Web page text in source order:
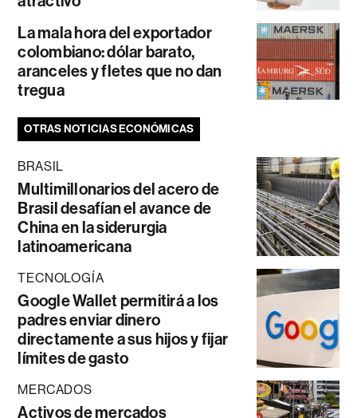
La mala hora del exportador
colombiano: dólar barato,
aranceles y fletes que no dan
tregua
OTRAS NOTICIAS ECONÓMICAS
BRASIL
Multimillonarios del acero de
Brasil desafían el avance de
China en la siderurgia
latinoamericana
TECNOLOGÍA
Google Wallet permitirá a los
padres enviar dinero
directamente a sus hijos y fijar
límites de gasto
MERCADOS
Activos de mercados